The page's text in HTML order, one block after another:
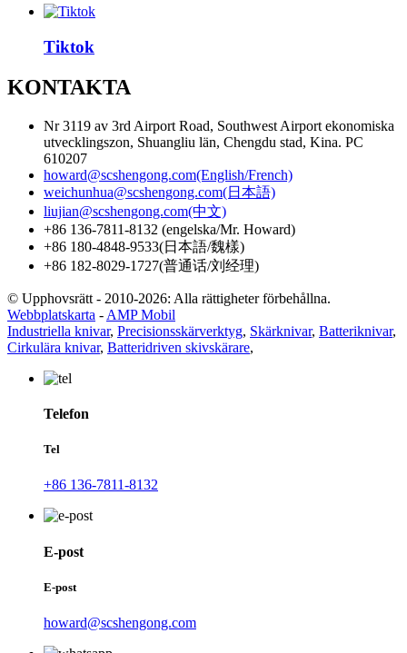
Tiktok
KONTAKTA
Nr 3119 av 3rd Airport Road, Southwest Airport ekonomiska
utvecklingszon, Shuangliu län, Chengdu stad, Kina. PC
610207
howard@scshengong.com(English/French)
weichunhua@scshengong.com(日本語)
liujian@scshengong.com(中文)
+86 136-7811-8132 (engelska/Mr. Howard)
+86 180-4848-9533(日本語/魏樣)
+86 182-8029-1727(普通话/刘经理)
© Upphovsrätt - 2010-2026: Alla rättigheter förbehållna.
Webbplatskarta - AMP Mobil
Industriella knivar, Precisionsskärverktyg, Skärknivar, Batteriknivar,
Cirkulära knivar, Batteridriven skivskärare,
Telefon
Tel
+86 136-7811-8132
E-post
E-post
howard@scshengong.com